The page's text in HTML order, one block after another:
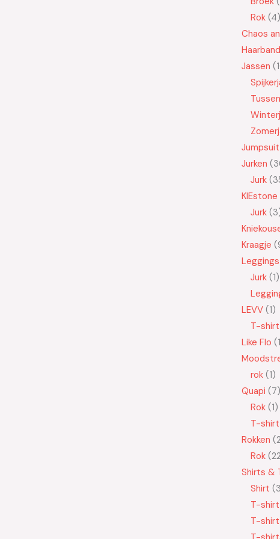
Rok 4
Chaos
Haarband
Jassen
Jumpsuit
Jurken
Jurk
KIEstone
Jurk 3
Kraagje
Leggings
Jurk 1
LEVV 1
T-
Like Flo 1
rok 1
Quapi 7
Rok 1
T-
Rokken
Rok
Shirts &
Shirt
T-shirt
T-